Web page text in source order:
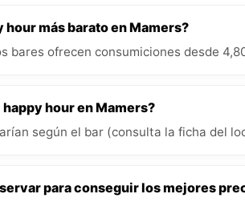
hour más barato en Mamers?
bares ofrecen consumiciones desde
happy hour en Mamers?
según el bar (consulta la ficha del
para conseguir los mejores